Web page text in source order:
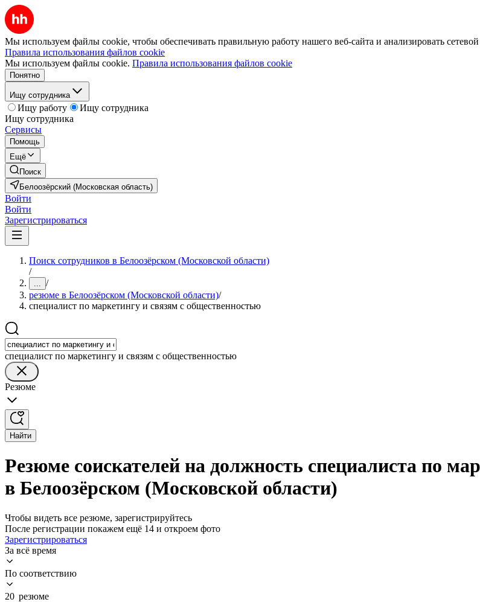
Мы используем файлы cookie, чтобы обеспечивать правильную работу нашего веб-сайта и анализировать
Правила использования файлов cookie
Мы используем файлы cookie. Правила использования файлов cookie
Понятно
Ищу сотрудника
Ищу работу
Ищу сотрудника
Ищу сотрудника
Сервисы
Помощь
Ещё
Поиск
Белоозёрский (Московская область)
Войти
Войти
Зарегистрироваться
Поиск сотрудников в Белоозёрском (Московской области)
/
... /
резюме в Белоозёрском (Московской области)/
специалист по маркетингу и связям с общественностью
специалист по маркетингу и связям с общественностью
Резюме
Найти
Резюме соискателей на должность специалиста по
в Белоозёрском (Московской области)
Чтобы видеть все резюме, зарегистрируйтесь
После регистрации покажем ещё 14 и откроем фото
Зарегистрироваться
За всё время
По соответствию
20 резюме